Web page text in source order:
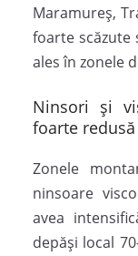
Maramureș,
foarte scăzute
ales în zonele
Ninsori și
foarte redusă
Zonele
ninsoare
avea
depăși local